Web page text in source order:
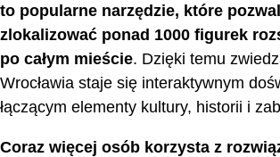
to popularne narzędzie, które
zlokalizować ponad 1000 figurek
po całym mieście. Dzięki temu
Wrocławia staje się interaktywnym
łączącym elementy kultury, historii i
Coraz więcej osób korzysta z